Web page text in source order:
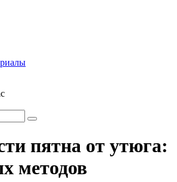
пятна от утюга:
методов